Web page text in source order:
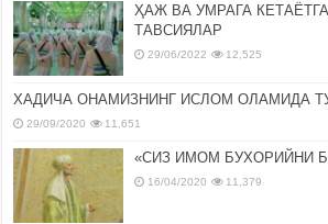
ҲАЖ ВА УМРАГА
ТАВСИЯЛАР
29/06/2022 12,525
ХАДИЧА ОНАМИЗНИНГ ИСЛОМ ОЛАМИДА
29/09/2020 11,651
«СИЗ ИМОМ БУХОРИЙНИ
16/04/2020 11,379